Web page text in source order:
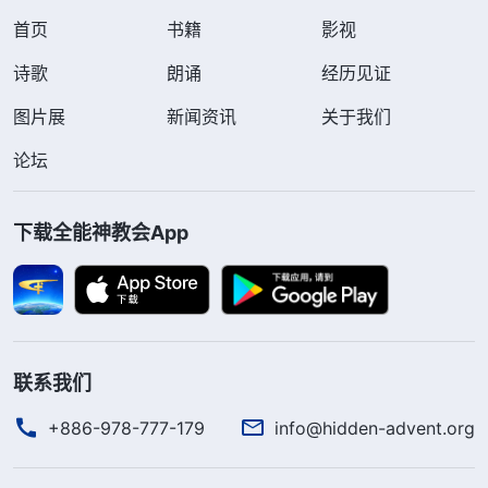
首页 书籍
影视
诗歌
朗诵
经历见证
图片展
新闻资讯
关于我们
论坛
下载全能神教会App
联系我们
+886-978-777-179 info@hidden-advent.org